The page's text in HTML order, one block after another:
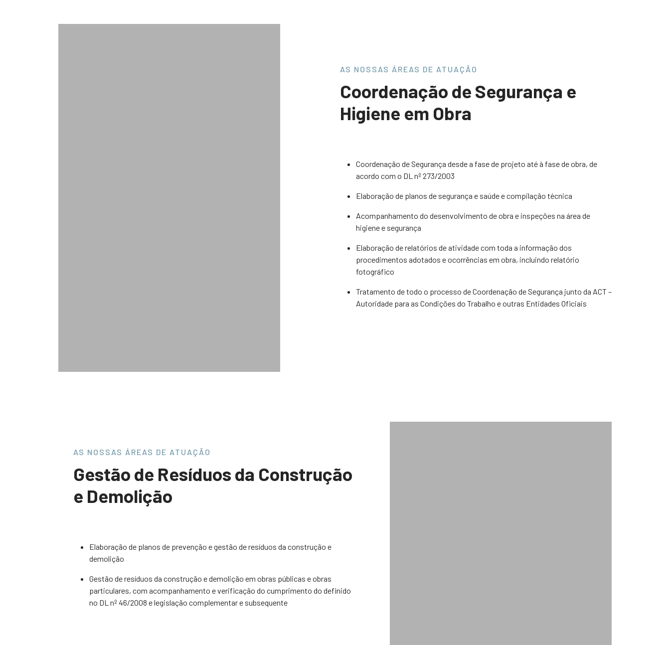
AS NOSSAS ÁREAS DE ATUAÇÃO
Coordenação de Segurança e
Higiene em Obra
Coordenação de Segurança desde a fase de projeto até à fase de obra, de
acordo com o DL nº 273/2003
Elaboração de planos de segurança e saúde e compilação técnica
Acompanhamento do desenvolvimento de obra e inspeções na área de
higiene e segurança
Elaboração de relatórios de atividade com toda a informação dos
procedimentos adotados e ocorrências em obra, incluindo relatório
fotográfico
Tratamento de todo o processo de Coordenação de Segurança junto da ACT –
Autoridade para as Condições do Trabalho e outras Entidades Oficiais
AS NOSSAS ÁREAS DE ATUAÇÃO
Gestão de Resíduos da Construção
e Demolição
Elaboração de planos de prevenção e gestão de resíduos da construção e
demolição
Gestão de resíduos da construção e demolição em obras públicas e obras
particulares, com acompanhamento e verificação do cumprimento do definido
no DL nº 46/2008 e legislação complementar e subsequente